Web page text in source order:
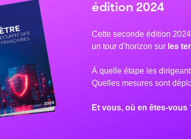
édition 2024
Cette seconde édition
un tour d’horizon sur les
À quelle étape les
Quelles mesures sont
Et vous, où en êtes-vous